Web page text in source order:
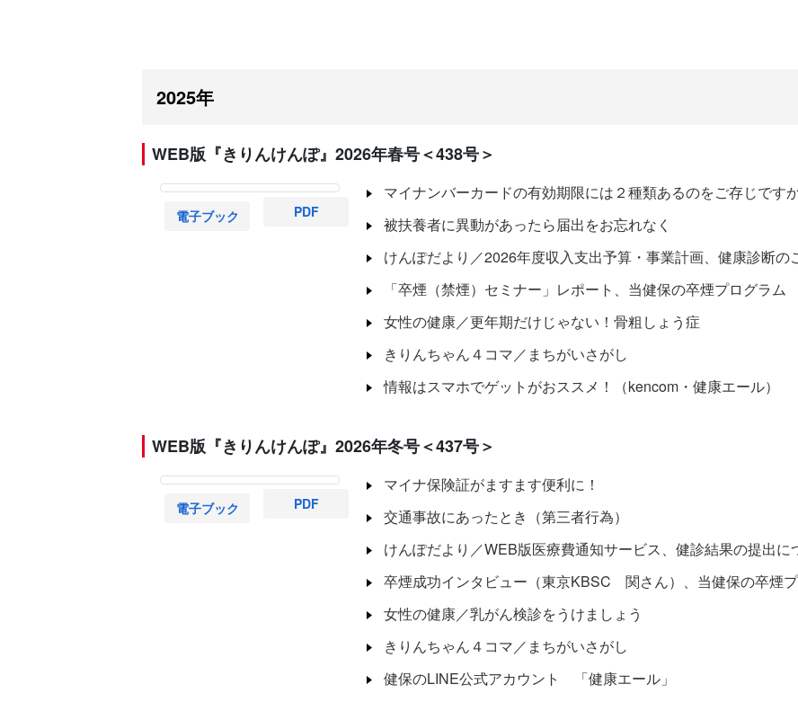
2025年
WEB版『きりんけんぽ』2026年春号＜438号＞
電子ブック PDF
マイナンバーカードの有効期限には２種類あるのをご存じです
被扶養者に異動があったら届出をお忘れなく
けんぽだより／2026年度収入支出予算・事業計画、健康診断の
「卒煙（禁煙）セミナー」レポート、当健保の卒煙プログラム
女性の健康／更年期だけじゃない！骨粗しょう症
きりんちゃん４コマ／まちがいさがし
情報はスマホでゲットがおススメ！（kencom・健康エール）
WEB版『きりんけんぽ』2026年冬号＜437号＞
電子ブック PDF
マイナ保険証がますます便利に！
交通事故にあったとき（第三者行為）
けんぽだより／WEB版医療費通知サービス、健診結果の提出
卒煙成功インタビュー（東京KBSC 関さん）、当健保の卒煙
女性の健康／乳がん検診をうけましょう
きりんちゃん４コマ／まちがいさがし
健保のLINE公式アカウント 「健康エール」